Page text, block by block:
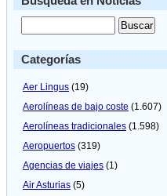
Categorías
Aer Lingus (19)
Aerolíneas de bajo coste (1.607)
Aerolíneas tradicionales (1.598)
Aeropuertos (319)
Agencias de viajes (1)
Air Asturias (5)